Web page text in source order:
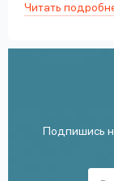
Читать
Подпишись